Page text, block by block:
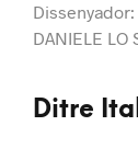
Dissenyador:
DANIELE LO
Ditre